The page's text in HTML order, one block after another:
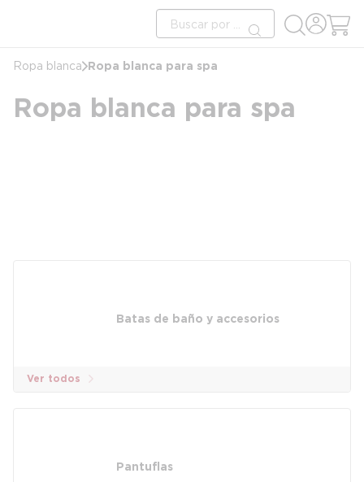
Saltar al contenido principalBúsqueda en el sitio
enviar búsqueda
Ropa blanca Ropa blanca para spa
Ropa blanca para spa
Batas de baño y accesorios
Ver todos
Pantuflas